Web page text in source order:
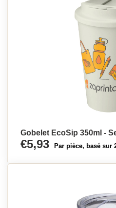
Gobelet EcoSip 350ml -
€5,93 Par pièce, basé sur